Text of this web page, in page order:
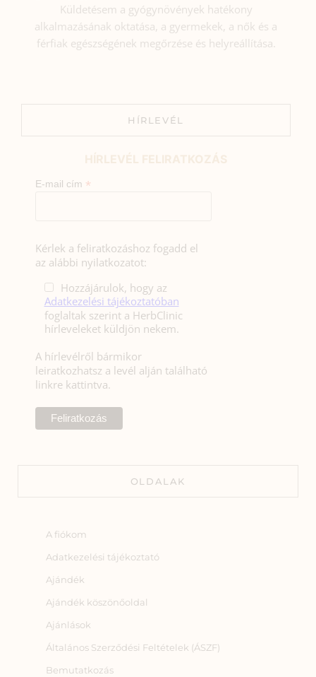
Küldetésem a gyógynövények hatékony
alkalmazásának oktatása, a gyermekek, a nők és a
férfiak egészségének megőrzése és helyreállítása.
HÍRLEVÉL
E-mail cím *
Kérlek a feliratkozáshoz fogadd el
az alábbi nyilatkozatot:
Hozzájárulok, hogy az
Adatkezelési tájékoztatóban
foglaltak szerint a HerbClinic
hírleveleket küldjön nekem.
A hírlevélről bármikor
leiratkozhatsz a levél alján található
linkre kattintva.
OLDALAK
A fiókom
Adatkezelési tájékoztató
Ajándék
Ajándék köszönőoldal
Ajánlások
Általános Szerződési Feltételek (ÁSZF)
Bemutatkozás